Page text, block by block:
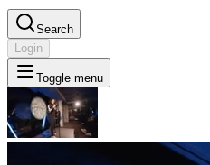
Search
Login
Toggle menu